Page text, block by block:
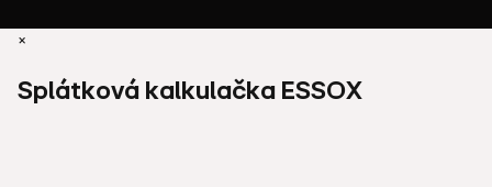
×
Splátková kalkulačka ESSOX